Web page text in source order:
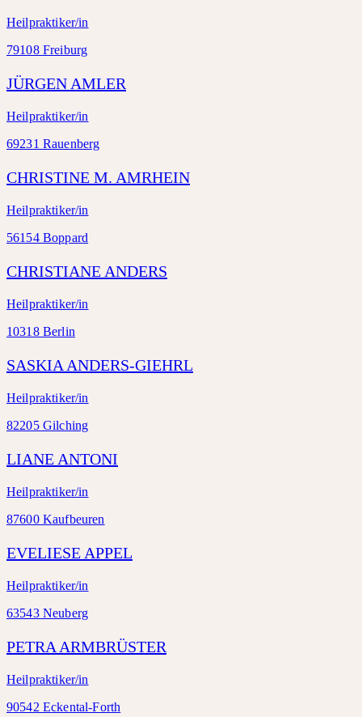
Heilpraktiker/in
79108 Freiburg
JÜRGEN AMLER
Heilpraktiker/in
69231 Rauenberg
CHRISTINE M. AMRHEIN
Heilpraktiker/in
56154 Boppard
CHRISTIANE ANDERS
Heilpraktiker/in
10318 Berlin
SASKIA ANDERS-GIEHRL
Heilpraktiker/in
82205 Gilching
LIANE ANTONI
Heilpraktiker/in
87600 Kaufbeuren
EVELIESE APPEL
Heilpraktiker/in
63543 Neuberg
PETRA ARMBRÜSTER
Heilpraktiker/in
90542 Eckental-Forth